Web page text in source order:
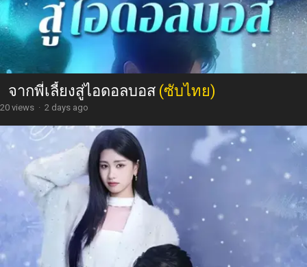
จากพี่เลี้ยงสู่ไอดอลบอส (ซับไทย)
20 views · 2 days ago